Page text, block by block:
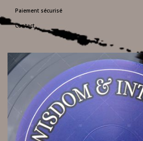
Paiement sécurisé
Contact